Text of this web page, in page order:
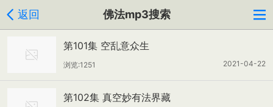
返回 佛法mp3搜索
第101集 空乱意众生
2021-04-22
浏览:1251
第102集 真空妙有法界藏